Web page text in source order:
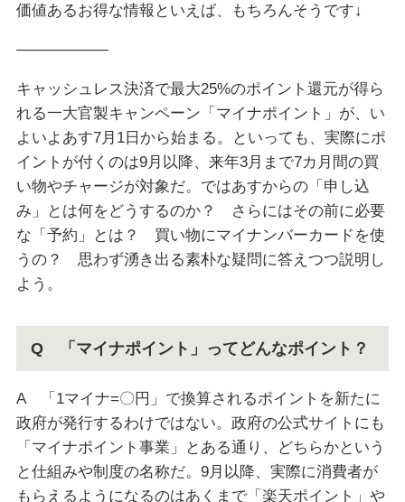
価値あるお得な情報といえば、もちろんそうです↓
——————
キャッシュレス決済で最大25%のポイント還元が得ら
れる一大官製キャンペーン「マイナポイント」が、い
よいよあす7月1日から始まる。といっても、実際にポ
イントが付くのは9月以降、来年3月まで7カ月間の買
い物やチャージが対象だ。ではあすからの「申し込
み」とは何をどうするのか？ さらにはその前に必要
な「予約」とは？ 買い物にマイナンバーカードを使
うの？ 思わず湧き出る素朴な疑問に答えつつ説明し
よう。
Q 「マイナポイント」ってどんなポイント？
A 「1マイナ=〇円」で換算されるポイントを新たに
政府が発行するわけではない。政府の公式サイトにも
「マイナポイント事業」とある通り、どちらかという
と仕組みや制度の名称だ。9月以降、実際に消費者が
もらえるようになるのはあくまで「楽天ポイント」や